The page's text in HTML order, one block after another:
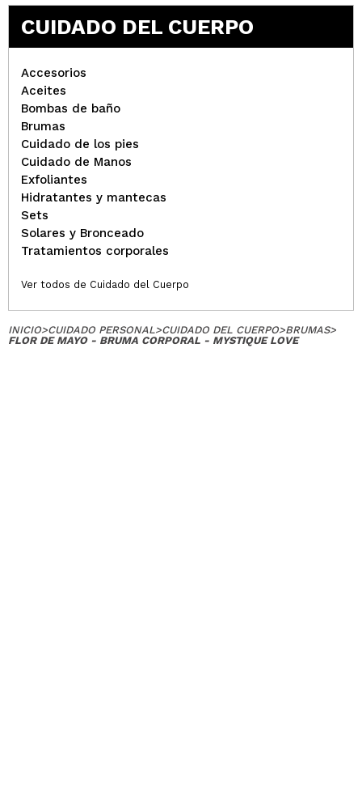
CUIDADO DEL CUERPO
Accesorios
Aceites
Bombas de baño
Brumas
Cuidado de los pies
Cuidado de Manos
Exfoliantes
Hidratantes y mantecas
Sets
Solares y Bronceado
Tratamientos corporales
Ver todos de Cuidado del Cuerpo
INICIO>CUIDADO PERSONAL>CUIDADO DEL CUERPO>BRUMAS>
FLOR DE MAYO - BRUMA CORPORAL - MYSTIQUE LOVE